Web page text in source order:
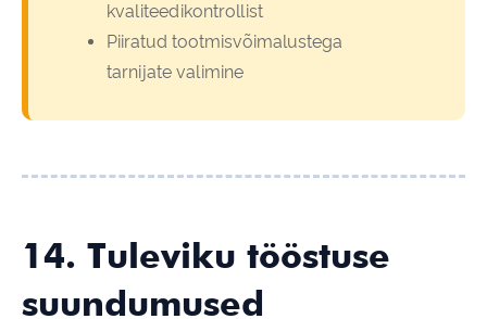
kvaliteedikontrollist
Piiratud tootmisvõimalustega
tarnijate valimine
14. Tuleviku tööstuse
suundumused